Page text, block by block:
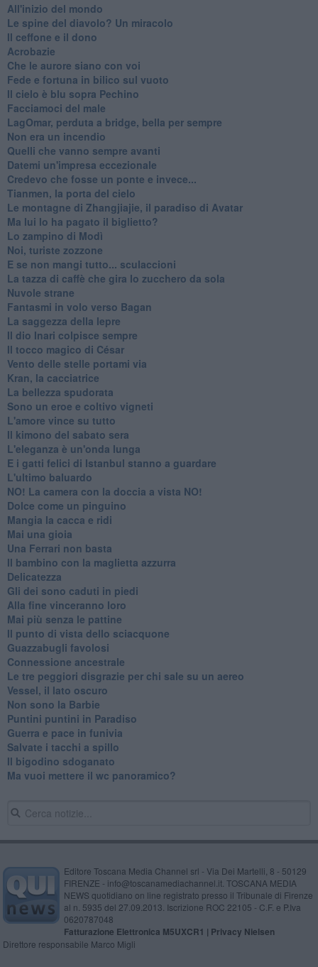
All'inizio del mondo
Le spine del diavolo? Un miracolo
Il ceffone e il dono
Acrobazie
Che le aurore siano con voi
Fede e fortuna in bilico sul vuoto
Il cielo è blu sopra Pechino
Facciamoci del male
LagOmar, perduta a bridge, bella per sempre
Non era un incendio
Quelli che vanno sempre avanti
Datemi un'impresa eccezionale
Credevo che fosse un ponte e invece...
Tianmen, la porta del cielo
Le montagne di Zhangjiajie, il paradiso di Avatar
Ma lui lo ha pagato il biglietto?
Lo zampino di Modì
Noi, turiste zozzone
E se non mangi tutto... sculaccioni
La tazza di caffè che gira lo zucchero da sola
Nuvole strane
Fantasmi in volo verso Bagan
La saggezza della lepre
Il dio Inari colpisce sempre
Il tocco magico di César
Vento delle stelle portami via
Kran, la cacciatrice
La bellezza spudorata
Sono un eroe e coltivo vigneti
L'amore vince su tutto
Il kimono del sabato sera
L'eleganza è un'onda lunga
E i gatti felici di Istanbul stanno a guardare
L'ultimo baluardo
NO! La camera con la doccia a vista NO!
Dolce come un pinguino
Mangia la cacca e ridi
Mai una gioia
Una Ferrari non basta
Il bambino con la maglietta azzurra
Delicatezza
Gli dei sono caduti in piedi
Alla fine vinceranno loro
Mai più senza le pattine
Il punto di vista dello sciacquone
Guazzabugli favolosi
Connessione ancestrale
Le tre peggiori disgrazie per chi sale su un aereo
Vessel, il lato oscuro
Non sono la Barbie
Puntini puntini in Paradiso
Guerra e pace in funivia
Salvate i tacchi a spillo
Il bigodino sdoganato
Ma vuoi mettere il wc panoramico?
Editore Toscana Media Channel srl - Via Dei Martelli, 8 - 50129
FIRENZE - info@toscanamediachannel.it. TOSCANA MEDIA
NEWS quotidiano on line registrato presso il Tribunale di Firenze
al n. 5935 del 27.09.2013. Iscrizione ROC 22105 - C.F. e P.Iva
0620787048
Fatturazione Elettronica M5UXCR1 | Privacy Nielsen
Direttore responsabile Marco Migli